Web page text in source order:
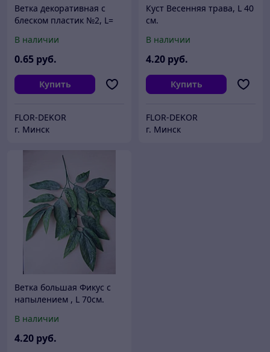
Ветка декоративная с
блеском пластик №2, L=
В наличии
0.65 руб.
Купить
FLOR-DEKOR
г. Минск
Куст Весенняя трава, L 40
см.
В наличии
4.20 руб.
Купить
FLOR-DEKOR
г. Минск
Ветка большая Фикус с
напылением , L 70см.
В наличии
4.20 руб.